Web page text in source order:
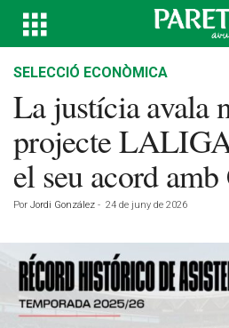
SELECCIÓ ECONÒMICA
La justícia avala
projecte
el seu acord
Por Jordi González - 24 de juny de 2026